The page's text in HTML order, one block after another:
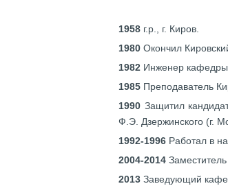
1958 г.р., г. Киров.
1980 Окончил
1982 Инженер
1985 Преподаватель
1990 Защитил
Ф.Э. Дзержинского (г.
1992-1996 Работал в
2004-2014
2013 Заведующий